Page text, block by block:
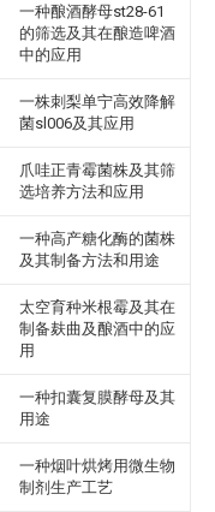
一种酿酒酵母st28-61
的筛选及其在酿造啤酒
中的应用
一株刺梨单宁高效降解
菌sl006及其应用
爪哇正青霉菌株及其筛
选培养方法和应用
一种高产糖化酶的菌株
及其制备方法和用途
太空育种米根霉及其在
制备麸曲及酿酒中的应
用
一种扣囊复膜酵母及其
用途
一种烟叶烘烤用微生物
制剂生产工艺